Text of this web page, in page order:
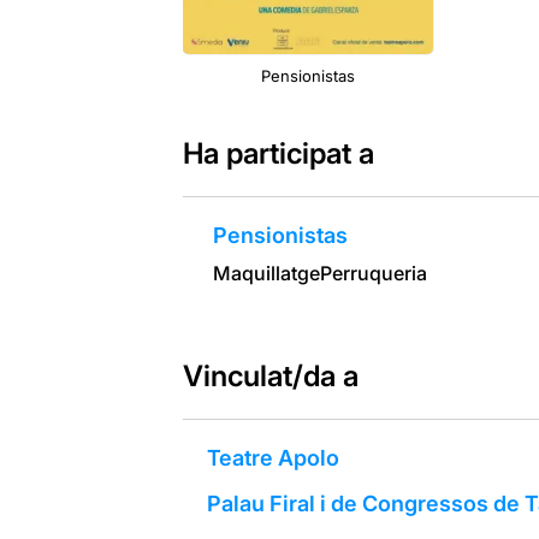
Pensionistas
Ha participat a
Pensionistas
MaquillatgePerruqueria
Vinculat/da a
Teatre Apolo
Palau Firal i de Congressos de